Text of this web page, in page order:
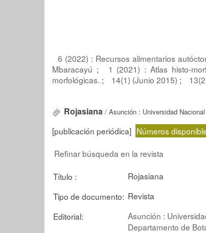
6 (2022) : Recursos alimentarios
Mbaracayú ;
1 (2021) : Atlas histo-
morfológicas. ; 14(1) (Junio 2015) ;
Rojasiana / Asunción : Universidad
[publicación periódica] Números
Refinar búsqueda en la revista
Título :
Rojasiana
Tipo de documento: Revista
Editorial:
Asunción :
Departamento de